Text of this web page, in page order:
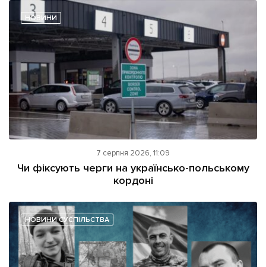
НОВИНИ
7 серпня 2026, 11:09
Чи фіксують черги на українсько-польському
кордоні
НОВИНИ СУСПІЛЬСТВА